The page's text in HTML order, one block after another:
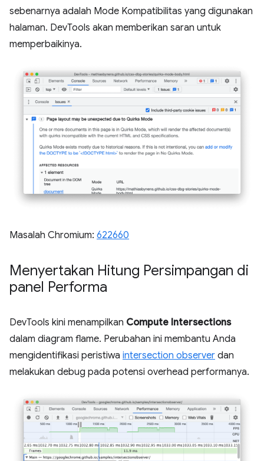
sebenarnya adalah Mode Kompatibilitas yang digunakan
halaman. DevTools akan memberikan saran untuk
memperbaikinya.
Masalah Chromium: 622660
Menyertakan Hitung Persimpangan di
panel Performa
DevTools kini menampilkan Compute Intersections
dalam diagram flame. Perubahan ini membantu Anda
mengidentifikasi peristiwa intersection observer dan
melakukan debug pada potensi overhead performanya.